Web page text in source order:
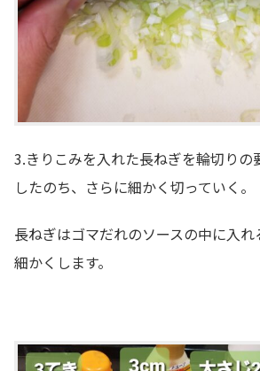
3.きりこみを入れた長ねぎを輪切りの
したのち、さらに細かく切っていく。
長ねぎはゴマだれのソースの中に入
細かくします。